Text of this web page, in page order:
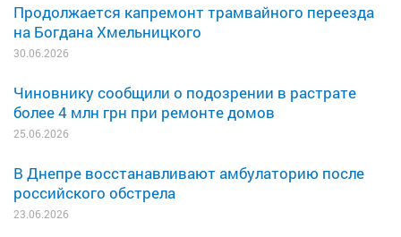
Продолжается капремонт трамвайного переезда
на Богдана Хмельницкого
30.06.2026
Чиновнику сообщили о подозрении в растрате
более 4 млн грн при ремонте домов
25.06.2026
В Днепре восстанавливают амбулаторию после
российского обстрела
23.06.2026